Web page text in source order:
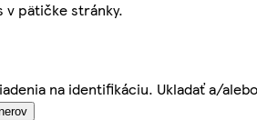
v pätičke stránky.
na identifikáciu. Ukladať a/